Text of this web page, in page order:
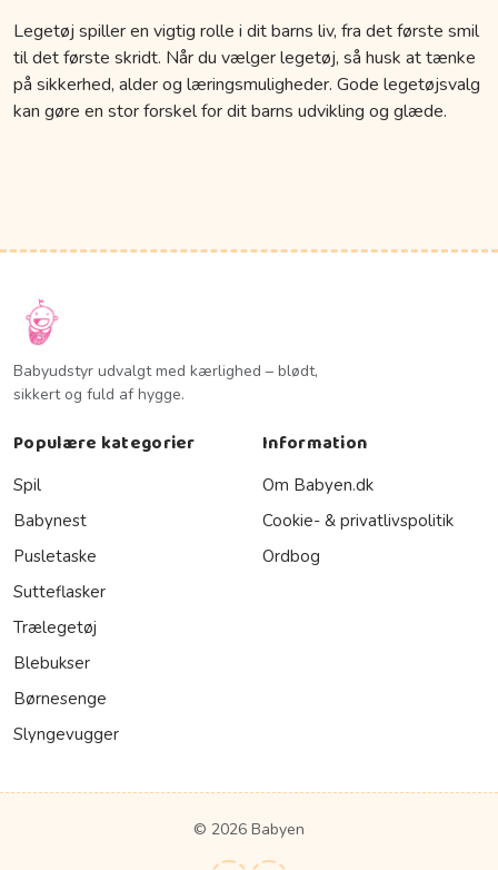
Legetøj spiller en vigtig rolle i dit barns liv, fra det første smil
til det første skridt. Når du vælger legetøj, så husk at tænke
på sikkerhed, alder og læringsmuligheder. Gode legetøjsvalg
kan gøre en stor forskel for dit barns udvikling og glæde.
Babyudstyr udvalgt med kærlighed – blødt,
sikkert og fuld af hygge.
Populære kategorier
Spil
Babynest
Pusletaske
Sutteflasker
Trælegetøj
Blebukser
Børnesenge
Slyngevugger
Information
Om Babyen.dk
Cookie- & privatlivspolitik
Ordbog
© 2026 Babyen